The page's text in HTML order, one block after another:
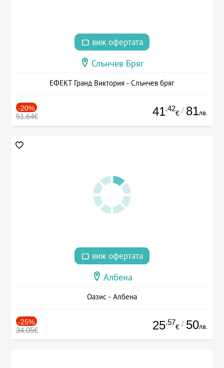
виж офертата
Слънчев Бряг
ЕФЕКТ Гранд Виктория - Слънчев бряг
-20%
51.64€ 41.42
€ / 81лв.
виж офертата
Албена
Оазис - Албена
-25%
34.05€ 25.57
€ / 50лв.